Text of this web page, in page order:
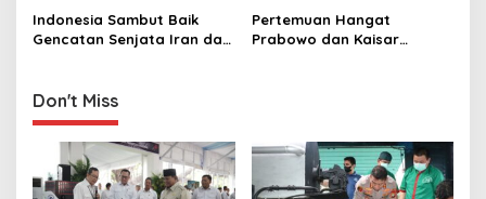
o
Stabilitas Jadi Keunggulan
Pidanakan!
Indonesia Sambut Baik
Gencatan Senjata Iran dan
Pertemuan Hangat
Prabowo dan Kaisar
Don't Miss